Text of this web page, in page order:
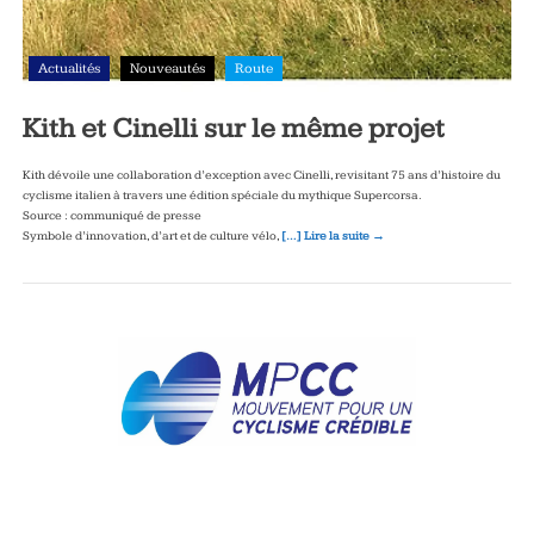
Actualités Nouveautés Route
Kith et Cinelli sur le même projet
Kith dévoile une collaboration d’exception avec Cinelli, revisitant 75 ans d’histoire du
cyclisme italien à travers une édition spéciale du mythique Supercorsa.
Source : communiqué de presse
Symbole d’innovation, d’art et de culture vélo, […] Lire la suite →